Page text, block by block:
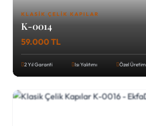
KLASIK ÇELIK KAPILAR
K-0014
59.000 TL
2 Yıl Garanti Isı Yalıtımı Özel Üretim